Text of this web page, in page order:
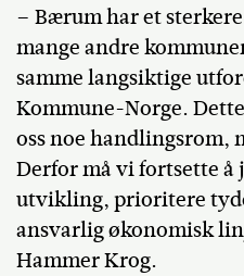
– Bærum har et
mange andre
samme langsiktige
Kommune-Norge.
oss noe handlingsrom,
Derfor må vi fortsette å
utvikling, prioritere
ansvarlig økonomisk
Hammer Krog.